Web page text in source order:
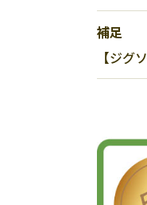
補足
【ジグ